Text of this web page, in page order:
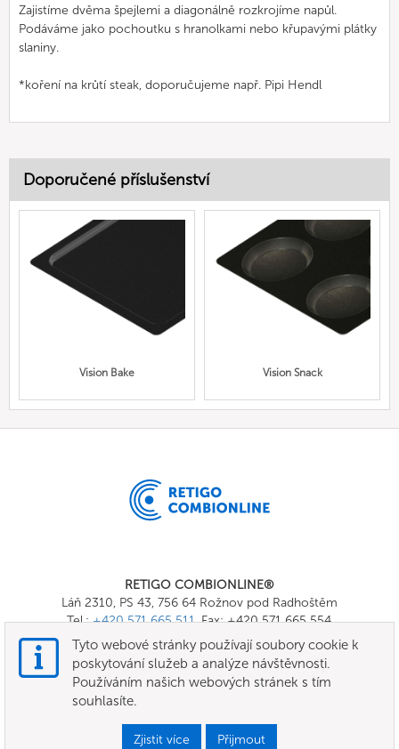
Zajistíme dvěma špejlemi a diagonálně rozkrojíme napůl.
Podáváme jako pochoutku s hranolkami nebo křupavými plátky
slaniny.
*koření na krůtí steak, doporučujeme např. Pipi Hendl
Doporučené příslušenství
Vision Bake Vision Snack
RETIGO COMBIONLINE®
Láň 2310, PS 43, 756 64 Rožnov pod Radhoštěm
Tel.:+420 571 665 511, Fax: +420 571 665 554
E-mail:
info@combionline.com
Všeobecné smluvní podmínky
Tyto webové stránky používají soubory cookie k
poskytování služeb a analýze návštěvnosti.
Používáním našich webových stránek s tím
souhlasíte.
Zjistit více Přijmout